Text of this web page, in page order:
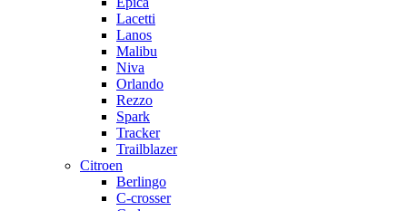
Lacetti
Lanos
Malibu
Niva
Orlando
Rezzo
Spark
Tracker
Trailblazer
Citroen
Berlingo
C-crosser